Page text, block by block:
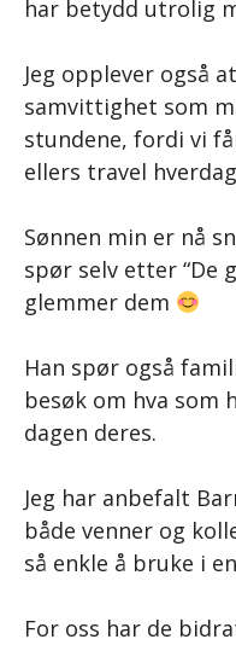
har betydd utrolig
Jeg opplever også
samvittighet som
stundene, fordi vi
ellers travel
Sønnen min er nå
spør selv etter “De
glemmer dem
Han spør også
besøk om hva som
dagen deres.
Jeg har anbefalt
både venner og
så enkle å bruke i
For oss har de